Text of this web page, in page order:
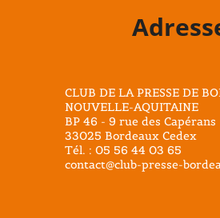
CLUB DE LA PRESSE DE
NOUVELLE-AQUITAINE
BP 46 - 9 rue des Capérans
33025 Bordeaux Cedex
Tél. : 05 56 44 03 65
contact@club-presse-